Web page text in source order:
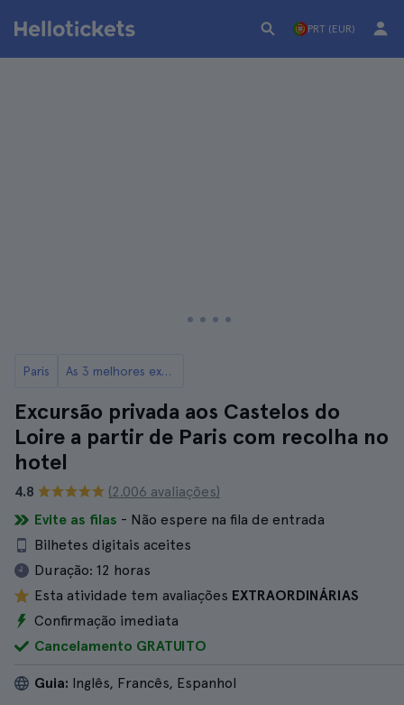
PRT (EUR)
Paris As 3 melhores excursões aos Castelos do Loire a partir de Paris
Excursão privada aos Castelos do
Loire a partir de Paris com recolha no
hotel
4.8
(2.006 avaliações)
Evite as filas - Não espere na fila de entrada
Bilhetes digitais aceites
Duração: 12 horas
Esta atividade tem avaliações EXTRAORDINÁRIAS
Confirmação imediata
Cancelamento GRATUITO
Guia: Inglês, Francês, Espanhol